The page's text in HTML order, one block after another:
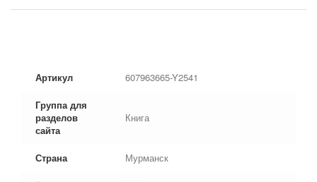
Артикул 607963665-Y2541
Группа для
разделов
сайта
Книга
Страна Мурманск